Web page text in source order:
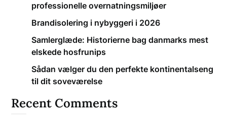
professionelle overnatningsmiljøer
Brandisolering i nybyggeri i 2026
Samlerglæde: Historierne bag danmarks mest
elskede hosfrunips
Sådan vælger du den perfekte kontinentalseng
til dit soveværelse
Recent Comments